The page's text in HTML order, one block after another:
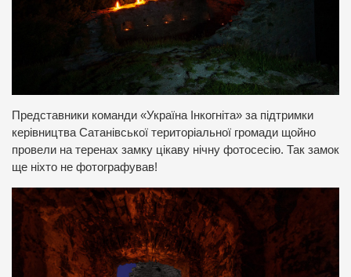
Представники команди «Україна Інкогніта» за підтримки
керівництва Сатанівської територіальної громади щойно
провели на теренах замку цікаву нічну фотосесію. Так замок
ще ніхто не фотографував!